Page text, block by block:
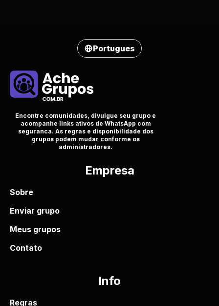
Portugues
Encontre comunidades, divulgue seu grupo e
acompanhe links ativos de WhatsApp com
seguranca. As regras e disponibilidade dos
grupos podem mudar conforme os
administradores.
Empresa
Sobre
Enviar grupo
Meus grupos
Contato
Info
Regras